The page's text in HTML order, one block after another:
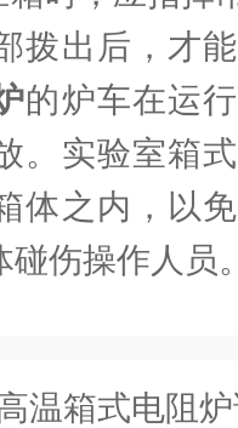
拨出后，才
的炉车在运
。实验室箱
体之内，以
碰伤操作人员
温箱式电阻